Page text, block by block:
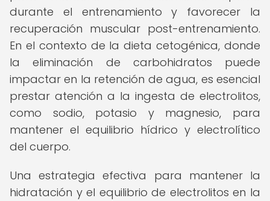
durante el entrenamiento y favorecer la
recuperación muscular post-entrenamiento.
En el contexto de la dieta cetogénica, donde
la eliminación de carbohidratos puede
impactar en la retención de agua, es esencial
prestar atención a la ingesta de electrolitos,
como sodio, potasio y magnesio, para
mantener el equilibrio hídrico y electrolítico
del cuerpo.
Una estrategia efectiva para mantener la
hidratación y el equilibrio de electrolitos en la